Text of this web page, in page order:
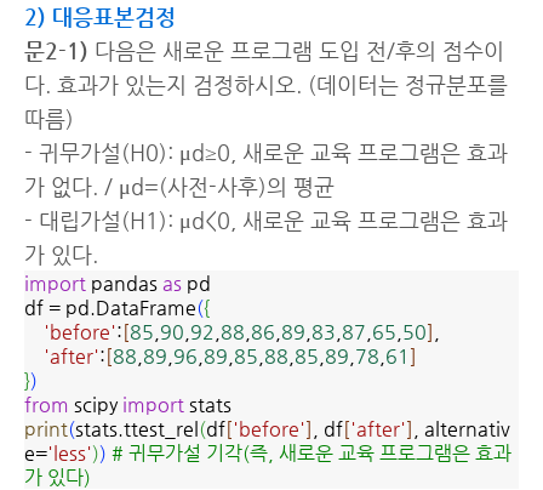
2) 대응표본검정
문2-1) 다음은 새로운 프로그램 도입 전/후의 점수이
다. 효과가 있는지 검정하시오. (데이터는 정규분포를
따름)
- 귀무가설(H0): μd≥0, 새로운 교육 프로그램은 효과
가 없다. / μd=(사전-사후)의 평균
- 대립가설(H1): μd<0, 새로운 교육 프로그램은 효과
가 있다.
import pandas as pd
df = pd.DataFrame({
'before':[85 90 92 88 86 89 83 87 65 50]
'after':[88 89 96 89 85 88 85 89 78 61 ]
})
from scipy import stats
print(stats.ttest_rel(df['before'] , df['after'] , alternativ
e='less')) # 귀무가설 기각(즉, 새로운 교육 프로그램은 효과
가 있다)